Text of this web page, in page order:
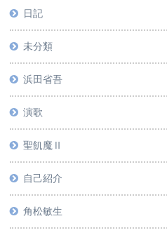
日記
未分類
浜田省吾
演歌
聖飢魔Ⅱ
自己紹介
角松敏生